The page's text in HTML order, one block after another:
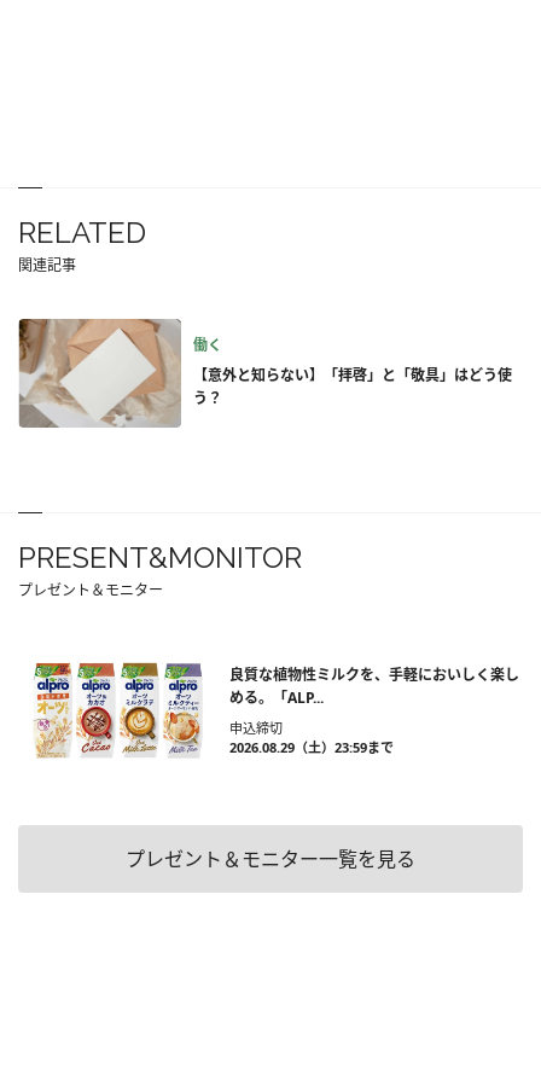
RELATED
関連記事
働く
【意外と知らない】「拝啓」と「敬具」はどう使
う？
PRESENT&MONITOR
プレゼント＆モニター
良質な植物性ミルクを、手軽においしく楽し
める。「ALP...
申込締切
2026.08.29（土）23:59まで
プレゼント＆モニター一覧を見る